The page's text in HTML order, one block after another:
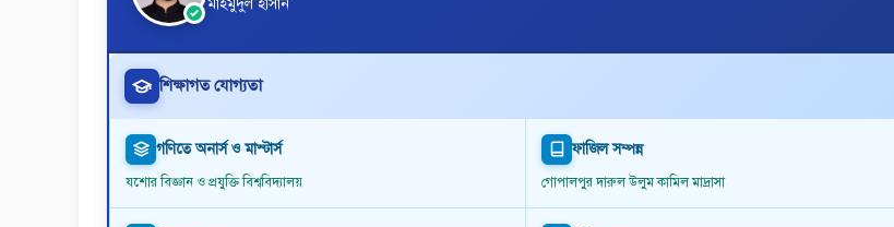
শিক্ষাগত যোগ্যতা
গণিতে অনার্স ও মাস্টার্স
যশোর বিজ্ঞান ও প্রযুক্তি বিশ্ববিদ্যালয়
ফাজিল সম্পন্ন
গোপালপুর দারুল উলুম কামিল মাদ্রাসা